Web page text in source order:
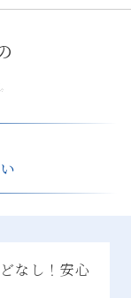
なし！安心